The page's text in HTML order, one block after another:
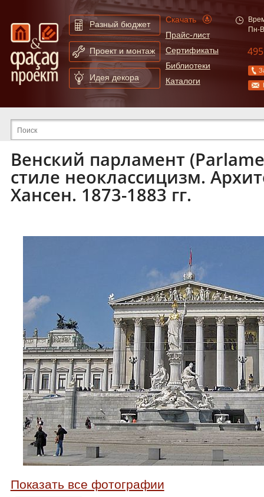
Разный бюджет
Проект и монтаж
Идея декора
Скачать
Прайс-лист
Сертификаты
Библиотеки
Каталоги
Пн-
Венский парламент
стиле неоклассицизм.
Хансен. 1873-1883 гг.
Показать все фотографии